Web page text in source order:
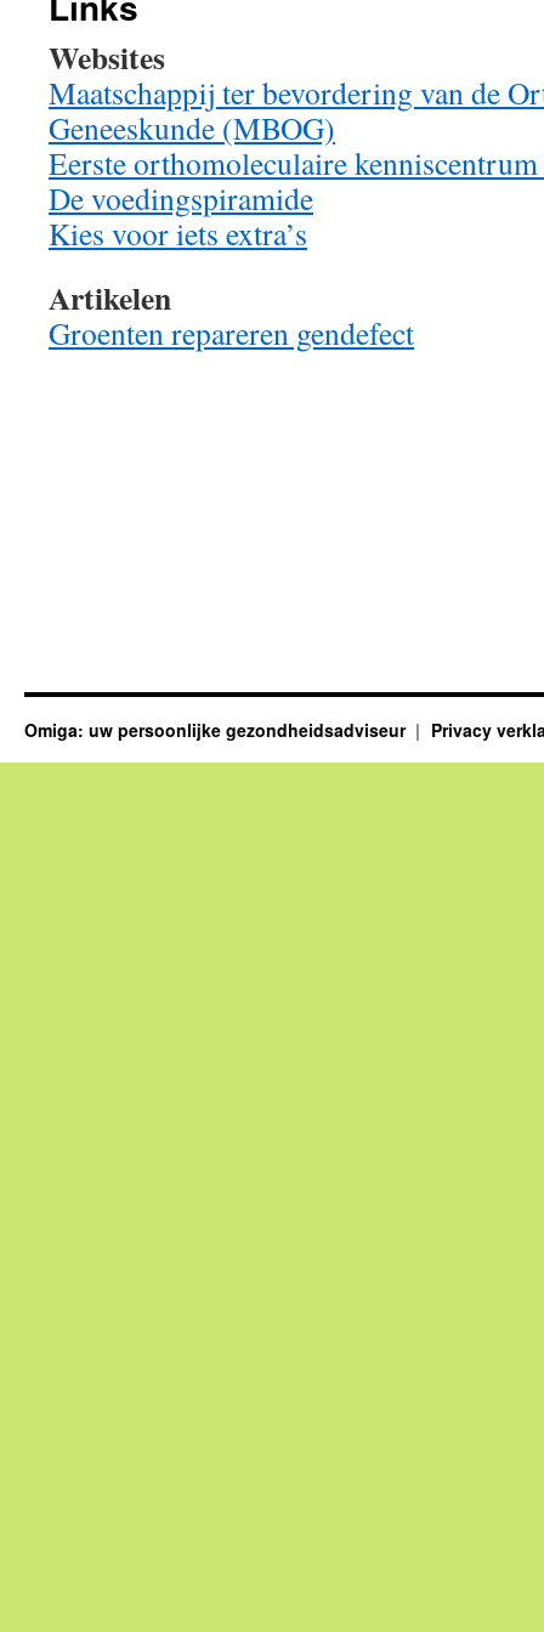
Websites
Maatschappij ter bevordering van de
Geneeskunde (MBOG)
Eerste orthomoleculaire
De voedingspiramide
Kies voor iets extra’s
Artikelen
Groenten repareren gendefect
Omiga: uw persoonlijke gezondheidsadviseur Privacy